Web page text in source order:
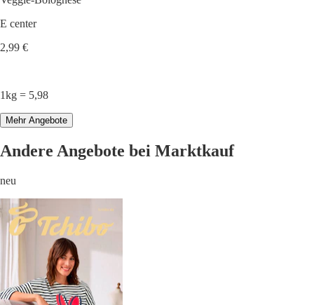
E center
2,99 €
1kg = 5,98
Mehr Angebote
Andere Angebote bei Marktkauf
neu